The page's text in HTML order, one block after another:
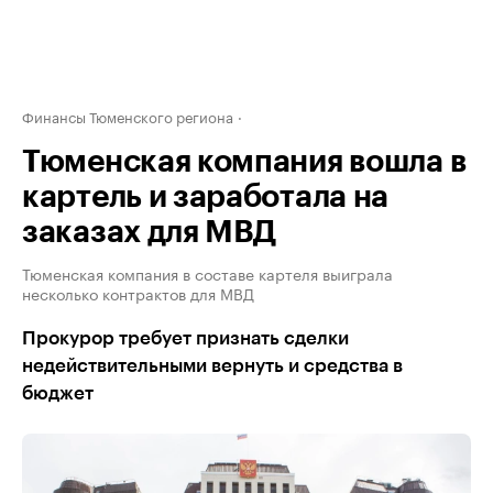
Финансы Тюменского региона
Тюменская компания вошла в
картель и заработала на
заказах для МВД
Тюменская компания в составе картеля выиграла
несколько контрактов для МВД
Прокурор требует признать сделки
недействительными вернуть и средства в
бюджет